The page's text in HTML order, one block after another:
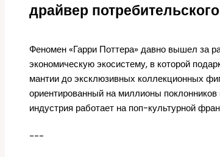
драйвер
Феномен «Гарри Поттера» давно вышел за
экономическую экосистему, в которой
мантии до эксклюзивных коллекционных
ориентированный на миллионы
индустрия работает на поп-культурной
---